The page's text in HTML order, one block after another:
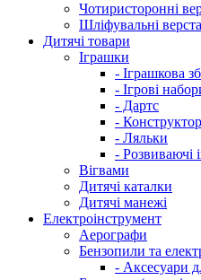
Чотиристоронні
Шліфувальні
Дитячі товари
Іграшки
- Іграшкова
- Ігрові
- Дартс
-
- Ляльки
- Розвиваючі
Вігвами
Дитячі каталки
Дитячі манежі
Електроінструмент
Аерографи
Бензопили та
- Аксесуари